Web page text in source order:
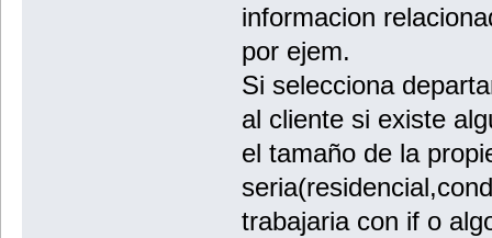
informacion
por ejem.
Si selecciona
al cliente si existe
el tamaño de la
trabajaria con if o